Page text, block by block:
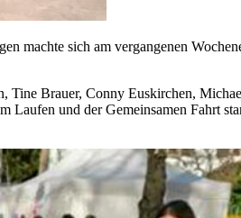
machte sich am vergangenen
Brauer, Conny Euskirchen,
und der Gemeinsamen Fahrt